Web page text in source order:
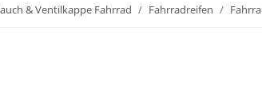
& Ventilkappe Fahrrad Fahrradreifen